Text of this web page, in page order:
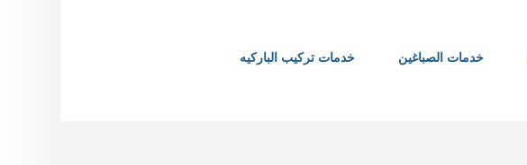
خدمات الصباغين
خدمات تركيب الباركيه